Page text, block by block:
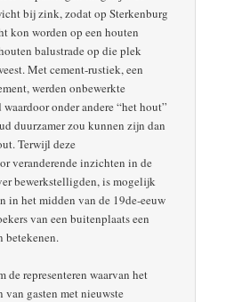
bij zink, zodat op Sterkenburg
kon worden op een houten
balustrade op die plek
Met cement-rustiek, een
werden onbewerkte
onder andere “het hout”
duurzamer zou kunnen zijn dan
Terwijl deze
veranderende inzichten in de
bewerkstelligden, is mogelijk
in het midden van de 19de-eeuw
van een buitenplaats een
betekenen.
de representeren waarvan het
van gasten met nieuwste